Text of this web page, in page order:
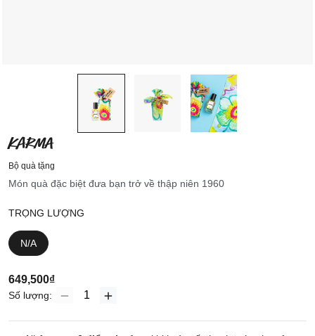
KARMA
Bộ quà tặng
Món quà đặc biệt đưa bạn trở về thập niên 1960
TRỌNG LƯỢNG
N/A
649,500₫
Số lượng: